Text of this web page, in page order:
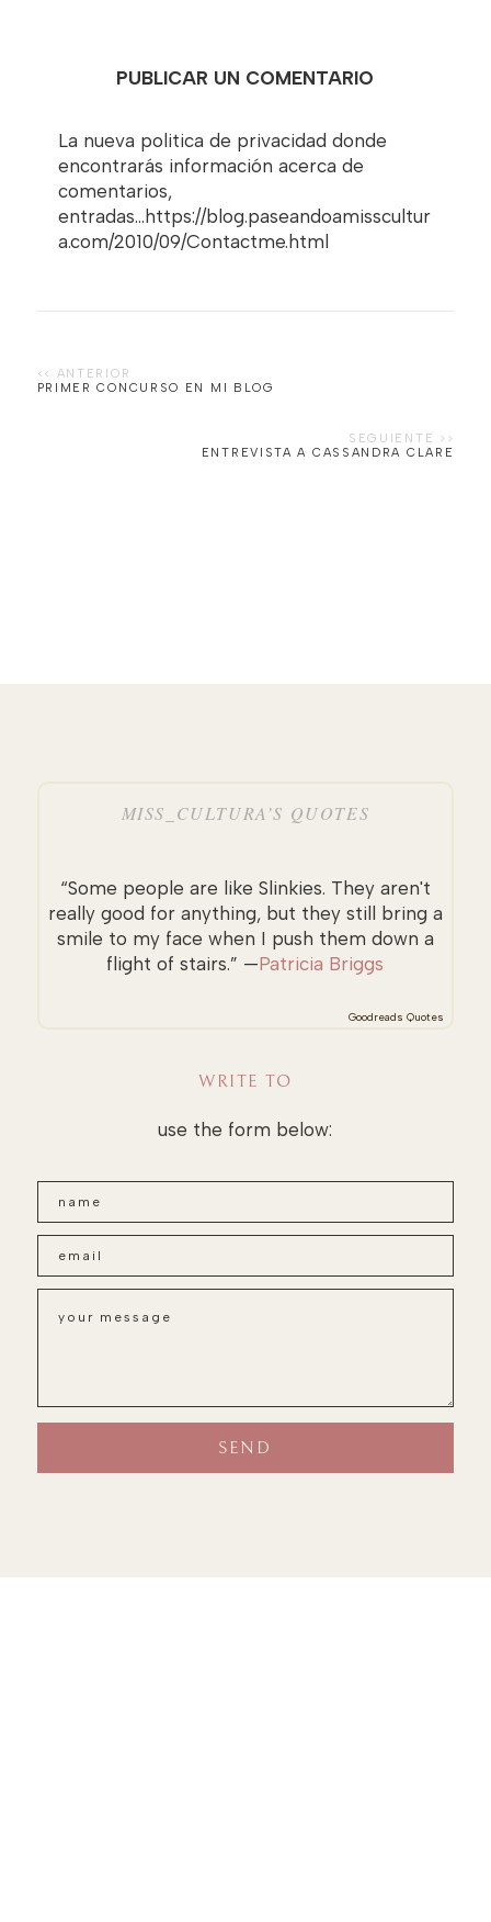
PUBLICAR UN COMENTARIO
La nueva politica de privacidad donde
encontrarás información acerca de
comentarios,
entradas...https://blog.paseandoamisscultur
a.com/2010/09/Contactme.html
PRIMER CONCURSO EN MI BLOG
ENTREVISTA A CASSANDRA CLARE
MISS_CULTURA’S QUOTES
“Some people are like Slinkies. They aren't
really good for anything, but they still bring a
smile to my face when I push them down a
flight of stairs.” —Patricia Briggs
Goodreads Quotes
WRITE TO
use the form below: